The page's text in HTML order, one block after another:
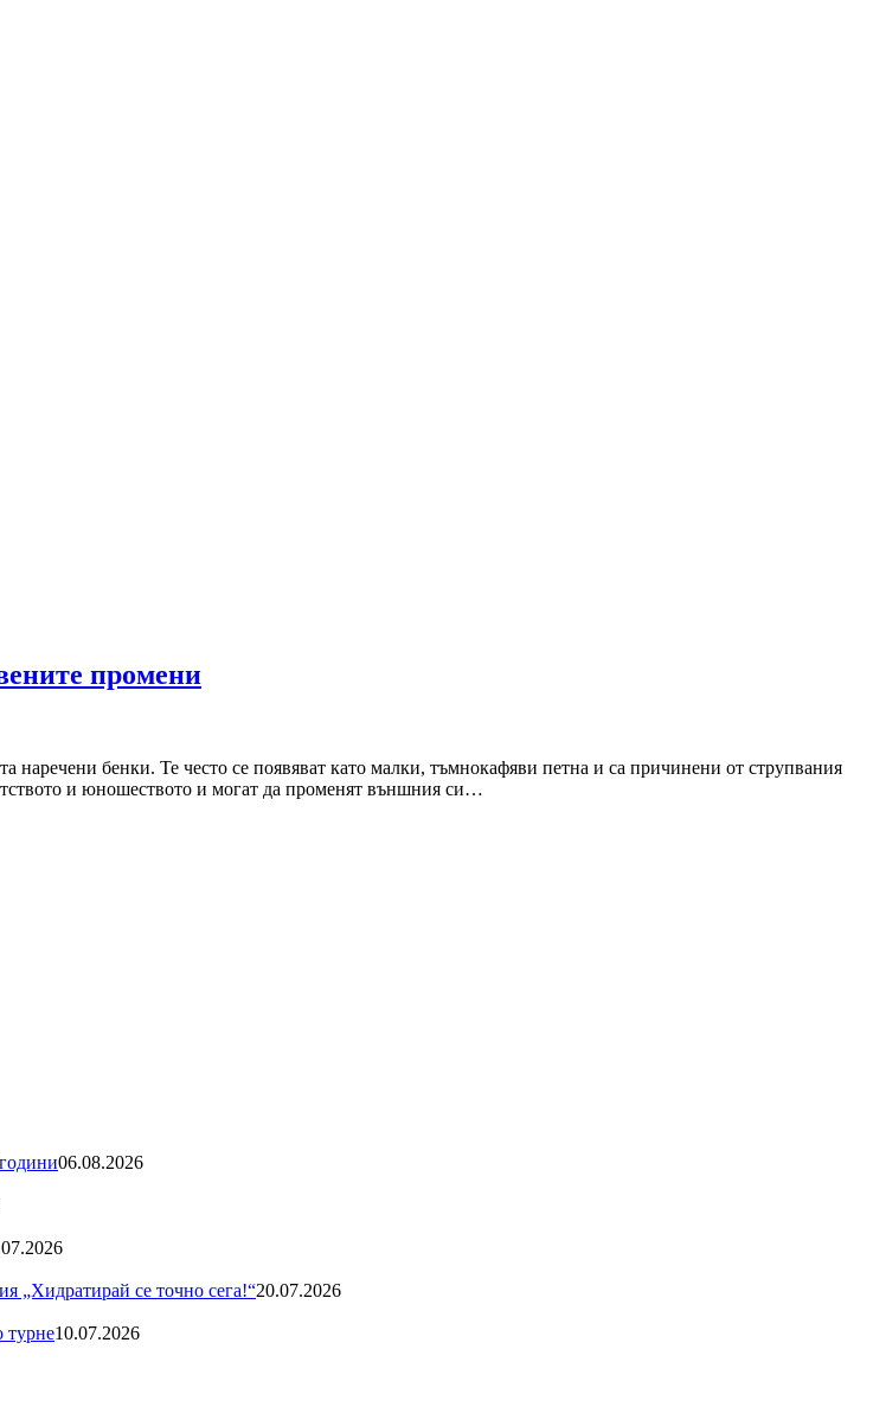
промени
бенки. Те често се появяват като малки, тъмнокафяви петна и са причинени от струпвания
и юношеството и могат да променят външния си…
06.08.2026
„Хидратирай се точно сега!“20.07.2026
турне10.07.2026